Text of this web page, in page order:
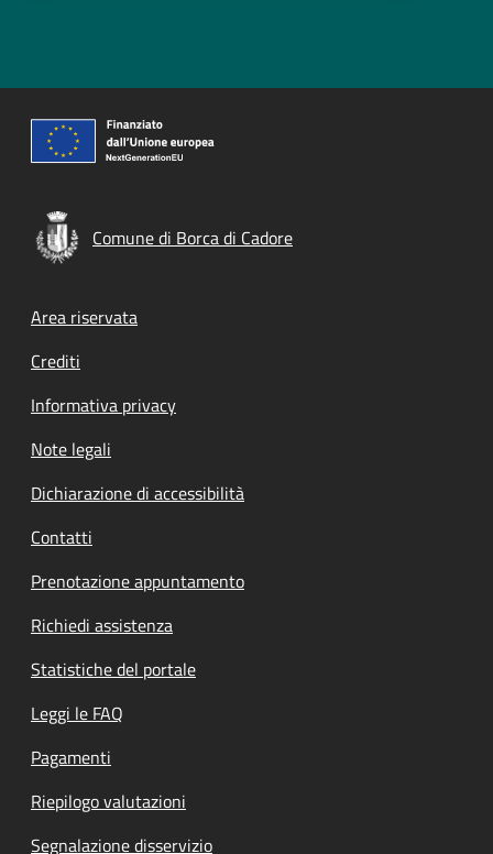
Comune di Borca di Cadore
Footer menu
Area riservata
Crediti
Informativa privacy
Note legali
Dichiarazione di accessibilità
Contatti
Prenotazione appuntamento
Richiedi assistenza
Statistiche del portale
Leggi le FAQ
Pagamenti
Riepilogo valutazioni
Segnalazione disservizio